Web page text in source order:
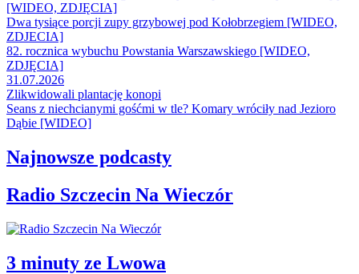
[WIDEO, ZDJĘCIA]
Dwa tysiące porcji zupy grzybowej pod Kołobrzegiem [WIDEO,
ZDJECIA]
82. rocznica wybuchu Powstania Warszawskiego [WIDEO,
ZDJĘCIA]
31.07.2026
Zlikwidowali plantację konopi
Seans z niechcianymi gośćmi w tle? Komary wróciły nad Jezioro
Dąbie [WIDEO]
Najnowsze podcasty
Radio Szczecin Na Wieczór
3 minuty ze Lwowa